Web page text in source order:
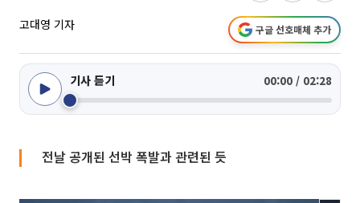
고대영 기자 구글 선호매체 추가
기사 듣기 00:00 / 02:28
전날 공개된 선박 폭발과 관련된 듯